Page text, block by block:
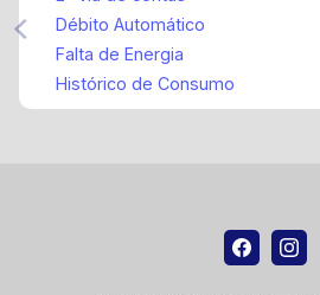
Débito Automático
Falta de Energia
Histórico de Consumo